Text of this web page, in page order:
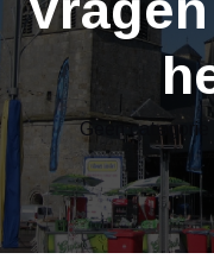
Geen categorie